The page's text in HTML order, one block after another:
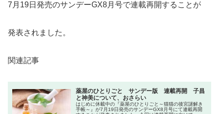
7月19日発売のサンデーGX8月号で連載再開することが
発表されました。
関連記事
薬屋のひとりごと サンデー版 連載再開 子昌
と神美について、おさらい
はじめに休載中の『薬屋のひとりごと～猫猫の後宮謎解き
手帳～』が7月19日発売のサンデーGX8月号にて連載再開